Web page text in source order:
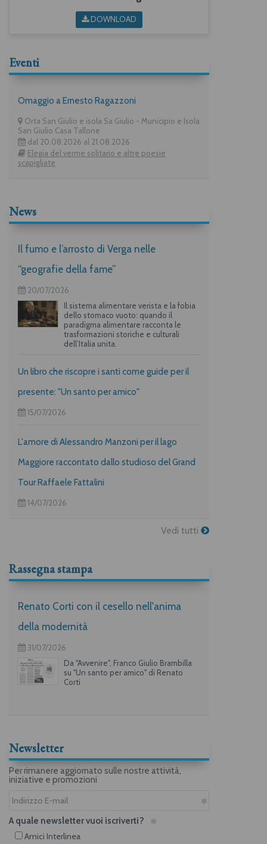
DOWNLOAD
Eventi
Omaggio a Ernesto Ragazzoni
Orta San Giulio e isola Sa Giulio - Municipio e Isola
San Giulio Casa Tallone
dal 20.08.2026 al 21.08.2026
Elegia del verme solitario e altre poesie
scapigliate
News
Il fumo e l’arrosto di Verga nelle
“geografie della fame”
20/07/2026
Il sistema alimentare verista e la fobia
dello stomaco vuoto: quando il
paradigma alimentare racconta le
trasformazioni storiche e culturali
dell’Italia unita.
Un libro che riscopre i santi come guide per il
presente: "Un santo per amico"
15/07/2026
L'amore di Alessandro Manzoni per il lago
Maggiore raccontato dallo studioso del Grand
Tour Raffaele Fattalini
14/07/2026
Vedi tutti
Rassegna stampa
Renato Corti con il cesello nell'anima
della modernità
31/07/2026
Da "Avvenire", Franco Giulio Brambilla
su "Un santo per amico" di Renato
Corti
Newsletter
Per rimanere aggiornato sulle nostre attività,
iniziative e promozioni
A quale newsletter vuoi iscriverti?
Amici Interlinea